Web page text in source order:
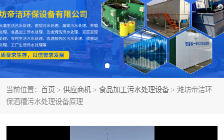
当前位置： 首页 > 供应商机 > 食品加工污水处理设备 > 潍坊帝洁环
保酒糟污水处理设备原理
一体化提升泵站 屠宰肉食品加工污水处理
设备
一体化生活污水处理设备 学校污水处理设备
医院污水处理设备 喷涂废水油墨废水
玻璃钢一体化污水处理设 水性涂料加工污水处理设